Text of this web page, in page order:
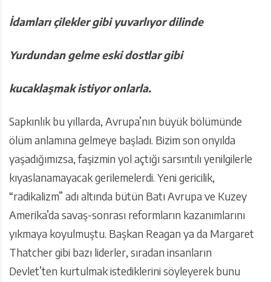
İdamları çilekler gibi yuvarlıyor dilinde
Yurdundan gelme eski dostlar gibi
kucaklaşmak istiyor onlarla.
Sapkınlık bu yıllarda, Avrupa’nın büyük bölümünde
ölüm anlamına gelmeye başladı. Bizim son onyılda
yaşadığımızsa, faşizmin yol açtığı sarsıntılı yenilgilerle
kıyaslanamayacak gerilemelerdi. Yeni gericilik,
“radikalizm” adı altında bütün Batı Avrupa ve Kuzey
Amerika’da savaş-sonrası reformların kazanımlarını
yıkmaya koyulmuştu. Başkan Reagan ya da Margaret
Thatcher gibi bazı liderler, sıradan insanların
Devlet’ten kurtulmak istediklerini söyleyerek bunu